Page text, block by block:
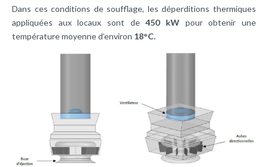
Dans ces conditions de soufflage, les déperditions thermiques
appliquées aux locaux sont de450 kW pour obtenir une
température moyenne d’environ 18°C.